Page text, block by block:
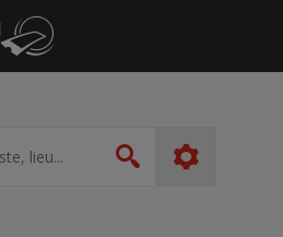
Rechercher